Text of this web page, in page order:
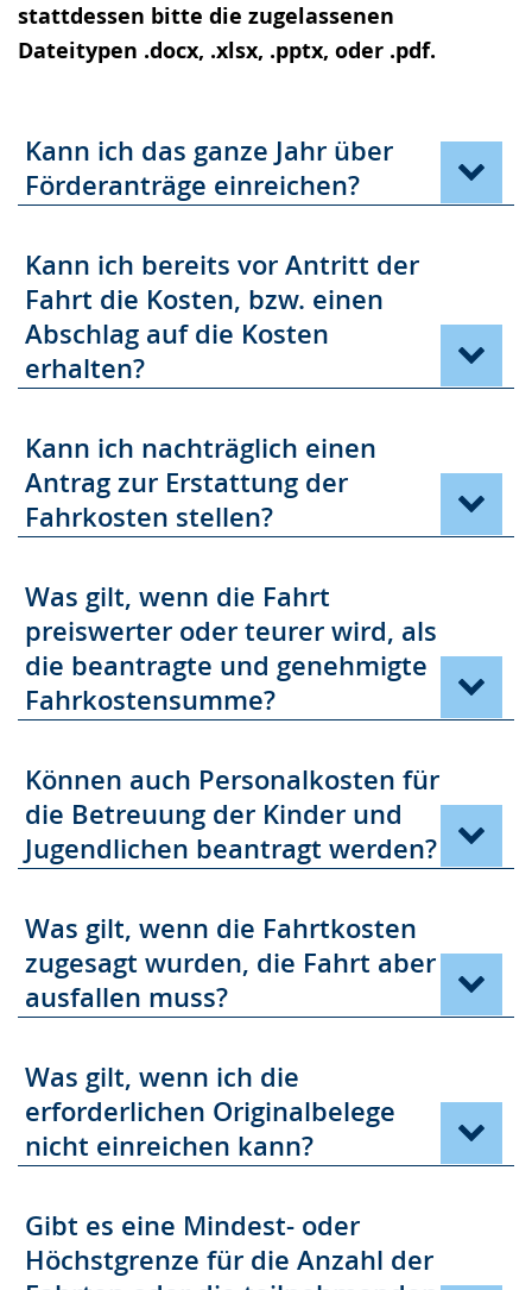
stattdessen bitte die zugelassenen
Dateitypen .docx, .xlsx, .pptx, oder .pdf.
Kann ich das ganze Jahr über
Förderanträge einreichen?
Kann ich bereits vor Antritt der
Fahrt die Kosten, bzw. einen
Abschlag auf die Kosten
erhalten?
Kann ich nachträglich einen
Antrag zur Erstattung der
Fahrkosten stellen?
Was gilt, wenn die Fahrt
preiswerter oder teurer wird, als
die beantragte und genehmigte
Fahrkostensumme?
Können auch Personalkosten für
die Betreuung der Kinder und
Jugendlichen beantragt werden?
Was gilt, wenn die Fahrtkosten
zugesagt wurden, die Fahrt aber
ausfallen muss?
Was gilt, wenn ich die
erforderlichen Originalbelege
nicht einreichen kann?
Gibt es eine Mindest- oder
Höchstgrenze für die Anzahl der